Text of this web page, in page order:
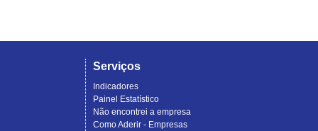
Serviços
Indicadores
Painel Estatístico
Não encontrei a empresa
Como Aderir - Empresas